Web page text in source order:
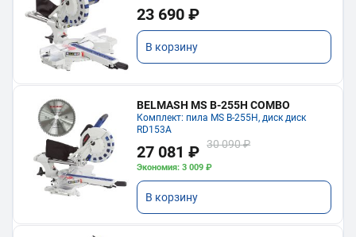
23 690 ₽
В корзину
BELMASH MS B-255H COMBO
Комплект: пила MS B-255H, диск диск
RD153A
27 081 ₽ 30 090 ₽
Экономия: 3 009 ₽
В корзину